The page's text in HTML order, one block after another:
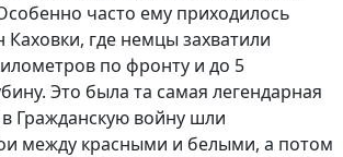
часто ему приходилось
Каховки, где немцы захватили
по фронту и до 5
Это была та самая легендарная
Гражданскую войну шли
между красными и белыми, а потом